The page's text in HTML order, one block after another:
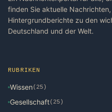
finden Sie aktuelle
Hintergrundberichte zu den
Deutschland und der Welt.
RUBRIKEN
Wissen (25)
Gesellschaft(25)